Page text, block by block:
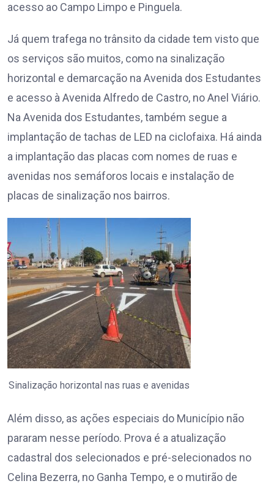
acesso ao Campo Limpo e Pinguela.
Já quem trafega no trânsito da cidade tem visto que
os serviços são muitos, como na sinalização
horizontal e demarcação na Avenida dos Estudantes
e acesso à Avenida Alfredo de Castro, no Anel Viário.
Na Avenida dos Estudantes, também segue a
implantação de tachas de LED na ciclofaixa. Há ainda
a implantação das placas com nomes de ruas e
avenidas nos semáforos locais e instalação de
placas de sinalização nos bairros.
Sinalização horizontal nas ruas e avenidas
Além disso, as ações especiais do Município não
pararam nesse período. Prova é a atualização
cadastral dos selecionados e pré-selecionados no
Celina Bezerra, no Ganha Tempo, e o mutirão de